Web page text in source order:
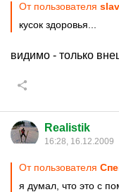
От пользователя
кусок здоровья...
видимо - только
Realistik
16:28, 16.12.2009
От пользователя
я думал, что это с